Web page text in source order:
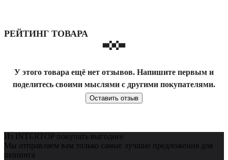
РЕЙТИНГ ТОВАРА
У этого товара ещё нет отзывов. Напишите первым и
поделитесь своими мыслями с другими покупателями.
Оставить отзыв
Из INTERTOP покупать выгоднее
Мы отправляем вам только самые лучшие предложения для
шопинга